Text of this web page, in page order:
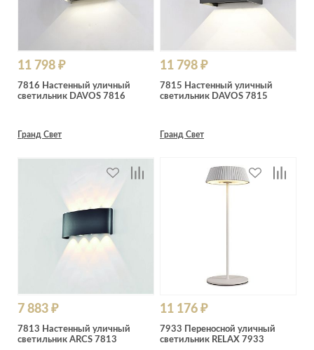
11 798 ₽
7816 Настенный уличный
светильник DAVOS 7816
Гранд Свет
11 798 ₽
7815 Настенный уличный
светильник DAVOS 7815
Гранд Свет
7 883 ₽
7813 Настенный уличный
светильник ARCS 7813
11 176 ₽
7933 Переносной уличный
светильник RELAX 7933